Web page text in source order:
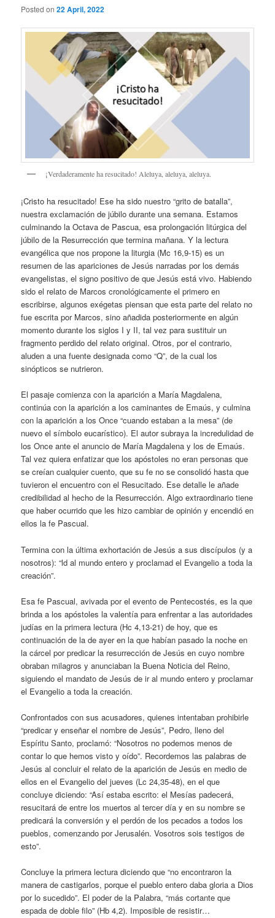
Posted on22 April, 2022
¡Verdaderamente ha resucitado! Aleluya, aleluya, aleluya.
¡Cristo ha resucitado! Ese ha sido nuestro “grito de batalla”,
nuestra exclamación de júbilo durante una semana. Estamos
culminando la Octava de Pascua, esa prolongación litúrgica del
júbilo de la Resurrección que termina mañana. Y la lectura
evangélica que nos propone la liturgia (Mc 16,9-15) es un
resumen de las apariciones de Jesús narradas por los demás
evangelistas, el signo positivo de que Jesús está vivo. Habiendo
sido el relato de Marcos cronológicamente el primero en
escribirse, algunos exégetas piensan que esta parte del relato no
fue escrita por Marcos, sino añadida posteriormente en algún
momento durante los siglos I y II, tal vez para sustituir un
fragmento perdido del relato original. Otros, por el contrario,
aluden a una fuente designada como “Q”, de la cual los
sinópticos se nutrieron.
El pasaje comienza con la aparición a María Magdalena,
continúa con la aparición a los caminantes de Emaús, y culmina
con la aparición a los Once “cuando estaban a la mesa” (de
nuevo el símbolo eucarístico). El autor subraya la incredulidad de
los Once ante el anuncio de María Magdalena y los de Emaús.
Tal vez quiera enfatizar que los apóstoles no eran personas que
se creían cualquier cuento, que su fe no se consolidó hasta que
tuvieron el encuentro con el Resucitado. Ese detalle le añade
credibilidad al hecho de la Resurrección. Algo extraordinario tiene
que haber ocurrido que les hizo cambiar de opinión y encendió en
ellos la fe Pascual.
Termina con la última exhortación de Jesús a sus discípulos (y a
nosotros): “ld al mundo entero y proclamad el Evangelio a toda la
creación”.
Esa fe Pascual, avivada por el evento de Pentecostés, es la que
brinda a los apóstoles la valentía para enfrentar a las autoridades
judías en la primera lectura (Hc 4,13-21) de hoy, que es
continuación de la de ayer en la que habían pasado la noche en
la cárcel por predicar la resurrección de Jesús en cuyo nombre
obraban milagros y anunciaban la Buena Noticia del Reino,
siguiendo el mandato de Jesús de ir al mundo entero y proclamar
el Evangelio a toda la creación.
Confrontados con sus acusadores, quienes intentaban prohibirle
“predicar y enseñar el nombre de Jesús”, Pedro, lleno del
Espíritu Santo, proclamó: “Nosotros no podemos menos de
contar lo que hemos visto y oído”. Recordemos las palabras de
Jesús al concluir el relato de la aparición de Jesús en medio de
ellos en el Evangelio del jueves (Lc 24,35-48), en el que
concluye diciendo: “Así estaba escrito: el Mesías padecerá,
resucitará de entre los muertos al tercer día y en su nombre se
predicará la conversión y el perdón de los pecados a todos los
pueblos, comenzando por Jerusalén. Vosotros sois testigos de
esto”.
Concluye la primera lectura diciendo que “no encontraron la
manera de castigarlos, porque el pueblo entero daba gloria a Dios
por lo sucedido”. El poder de la Palabra, “más cortante que
espada de doble filo” (Hb 4,2). Imposible de resistir…